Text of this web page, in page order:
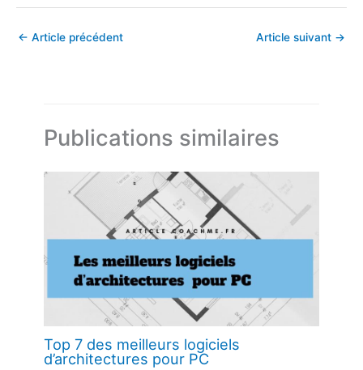
← Article précédent Article suivant →
Publications similaires
Top 7 des meilleurs logiciels
d’architectures pour PC